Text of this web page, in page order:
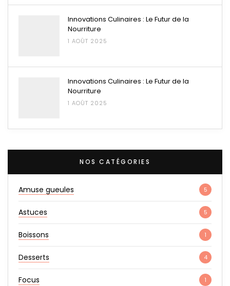
Innovations Culinaires : Le Futur de la
Nourriture
1 AOÛT 2025
Innovations Culinaires : Le Futur de la
Nourriture
1 AOÛT 2025
NOS CATÉGORIES
Amuse gueules 5
Astuces 5
Boissons 1
Desserts 4
Focus 1